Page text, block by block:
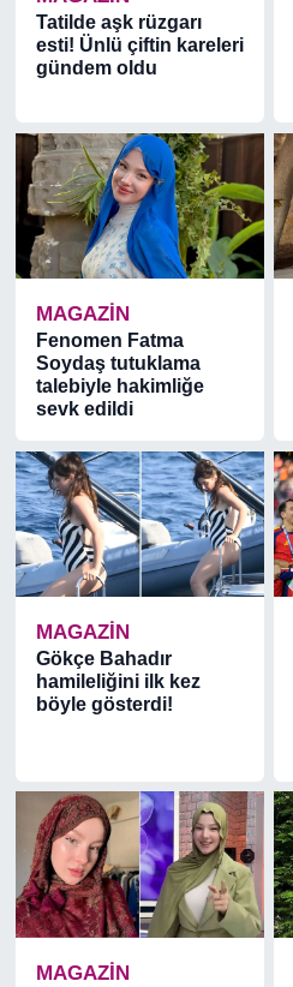
Tatilde aşk rüzgarı
esti! Ünlü çiftin kareleri
gündem oldu
MAGAZİN
Fenomen Fatma
Soydaş tutuklama
talebiyle hakimliğe
sevk edildi
MAGAZİN
Gökçe Bahadır
hamileliğini ilk kez
böyle gösterdi!
MAGAZİN